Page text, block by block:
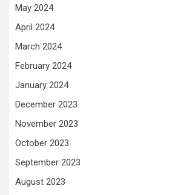
May 2024
April 2024
March 2024
February 2024
January 2024
December 2023
November 2023
October 2023
September 2023
August 2023